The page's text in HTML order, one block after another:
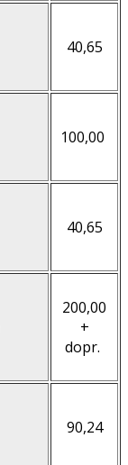
40,65
100,00
40,65
200,00
+
dopr.
90,24